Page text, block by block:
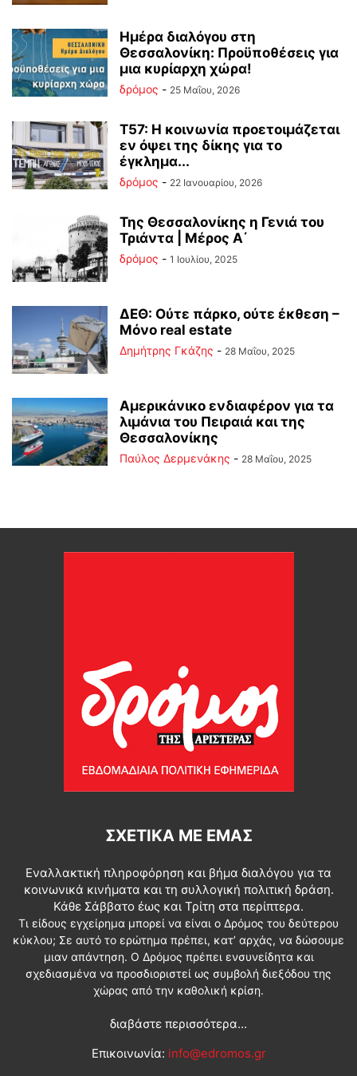
Ημέρα διαλόγου στη
Θεσσαλονίκη: Προϋποθέσεις για
μια κυρίαρχη χώρα!
δρόμος - 25 Μαΐου, 2026
Τ57: Η κοινωνία προετοιμάζεται
εν όψει της δίκης για το
έγκλημα...
δρόμος - 22 Ιανουαρίου, 2026
Της Θεσσαλονίκης η Γενιά του
Τριάντα | Μέρος Α΄
δρόμος - 1 Ιουλίου, 2025
ΔΕΘ: Ούτε πάρκο, ούτε έκθεση –
Μόνο real estate
Δημήτρης Γκάζης - 28 Μαΐου, 2025
Αμερικάνικο ενδιαφέρον για τα
λιμάνια του Πειραιά και της
Θεσσαλονίκης
Παύλος Δερμενάκης - 28 Μαΐου, 2025
ΣΧΕΤΙΚΆ ΜΕ ΕΜΆΣ
Εναλλακτική πληροφόρηση και βήμα διαλόγου για τα
κοινωνικά κινήματα και τη συλλογική πολιτική δράση.
Κάθε Σάββατο έως και Τρίτη στα περίπτερα.
Τι είδους εγχείρημα μπορεί να είναι ο Δρόμος του δεύτερου
κύκλου; Σε αυτό το ερώτημα πρέπει, κατ’ αρχάς, να δώσουμε
μιαν απάντηση. Ο Δρόμος πρέπει ενσυνείδητα και
σχεδιασμένα να προσδιοριστεί ως συμβολή διεξόδου της
χώρας από την καθολική κρίση.
διαβάστε περισσότερα...
Επικοινωνία: info@edromos.gr